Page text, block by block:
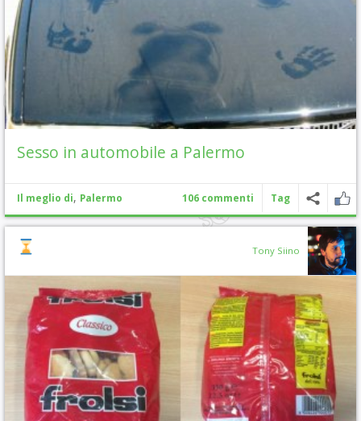
Sesso in automobile a Palermo
Il meglio di, Palermo 106 commenti Tag
Tony Siino